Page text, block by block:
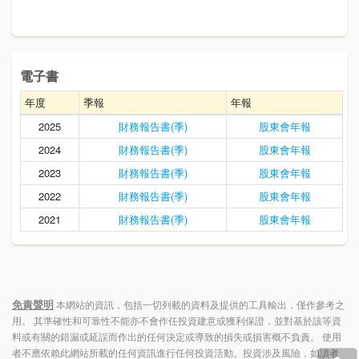
電子書
年度 季報
年報
2025
財務報告書(季)
股東會年報
2024
財務報告書(季)
股東會年報
2023
財務報告書(季)
股東會年報
2022
財務報告書(季)
股東會年報
2021
財務報告書(季) 股東會年報
免責聲明本網站的資訊，包括一切列載的資料及提供的工具輸出，僅作參考之
用。 其準確性和可靠性不能亦不會作任投資建意或獲利保證，並對基於該等資
料或有關的錯漏或延誤而作出的任何決定或導致的損失或損害概不負責。 使用
者不應依賴此網站所載的任何資訊進行任何投資活動。投資涉及風險，如讀者